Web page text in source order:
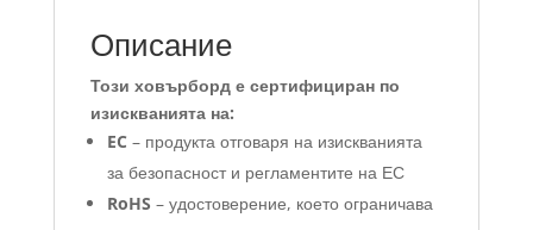
Описание
Този ховърборд е сертифициран по
изискванията на:
EC – продукта отговаря на изискванията
за безопасност и регламентите на ЕС
RoHS – удостоверение, което ограничава